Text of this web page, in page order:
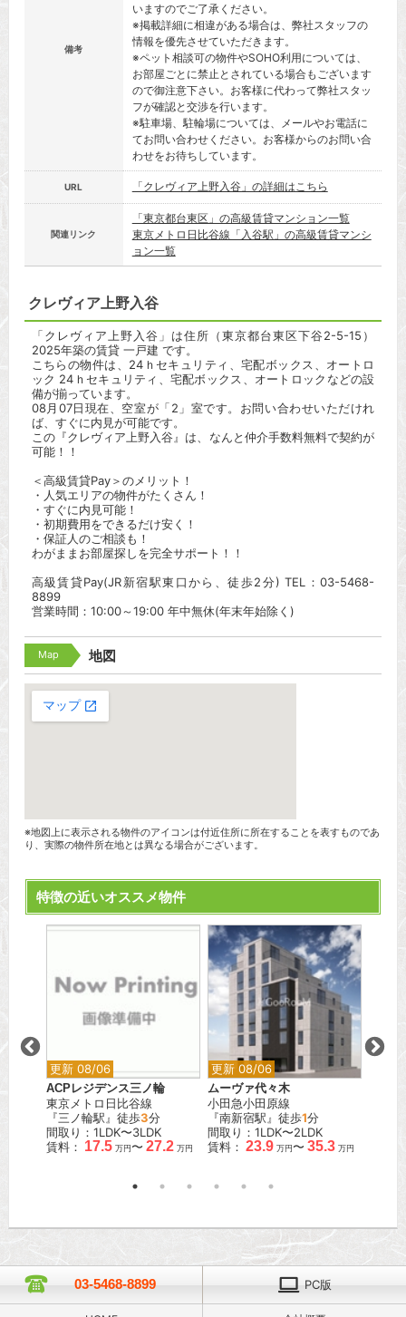
備考
いますのでご了承ください。
※掲載詳細に相違がある場合は、弊社スタッフの
情報を優先させていただきます。
※ペット相談可の物件やSOHO利用については、
お部屋ごとに禁止とされている場合もございます
ので御注意下さい。お客様に代わって弊社スタッ
フが確認と交渉を行います。
※駐車場、駐輪場については、メールやお電話に
てお問い合わせください。お客様からのお問い合
わせをお待ちしています。
URL 「クレヴィア上野入谷」の詳細はこちら
関連リンク
「東京都台東区」の高級賃貸マンション一覧
東京メトロ日比谷線「入谷駅」の高級賃貸マンシ
ョン一覧
クレヴィア上野入谷
「クレヴィア上野入谷」は住所（東京都台東区下谷2-5-15）
2025年築の賃貸 一戸建 です。
こちらの物件は、24ｈセキュリティ、宅配ボックス、オートロ
ック 24ｈセキュリティ、宅配ボックス、オートロックなどの設
備が揃っています。
08月07日現在、空室が「2」室です。お問い合わせいただけれ
ば、すぐに内見が可能です。
この『クレヴィア上野入谷』は、なんと仲介手数料無料で契約が
可能！！
＜高級賃貸Pay＞のメリット！
・人気エリアの物件がたくさん！
・すぐに内見可能！
・初期費用をできるだけ安く！
・保証人のご相談も！
わがままお部屋探しを完全サポート！！
高級賃貸Pay(JR新宿駅東口から、徒歩2分) TEL：03-5468-
8899
営業時間：10:00～19:00 年中無休(年末年始除く)
Map 地図
※地図上に表示される物件のアイコンは付近住所に所在することを表すものであ
り、実際の物件所在地とは異なる場合がございます。
特徴の近いオススメ物件
更新 08/06
ACPレジデンス三ノ輪
東京メトロ日比谷線
『三ノ輪駅』徒歩3分
間取り：1LDK〜3LDK
賃料： 17.5 万円〜 27.2 万円
更新 08/06
ムーヴァ代々木
小田急小田原線
『南新宿駅』徒歩1分
間取り：1LDK〜2LDK
賃料： 23.9 万円〜 35.3 万円
03-5468-8899 PC版